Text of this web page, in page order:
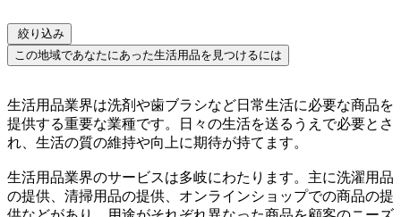
絞り込み
この地域であなたにあった生活用品を見つけるには
生活用品業界は洗剤や歯ブラシなど日常生活に必要な商品を
提供する重要な業種です。日々の生活を送るうえで必要とさ
れ、生活の質の維持や向上に期待が持てます。
生活用品業界のサービスは多岐にわたります。主に洗濯用品
の提供、清掃用品の提供、オンラインショップでの商品の提